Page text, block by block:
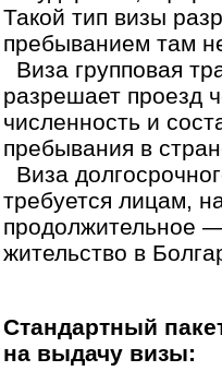
Такой тип визы
пребыванием там
Виза групповая
разрешает проезд
численность и
пребывания в
Виза
требуется лицам,
продолжительное
жительство в
Стандартный
на выдачу визы: